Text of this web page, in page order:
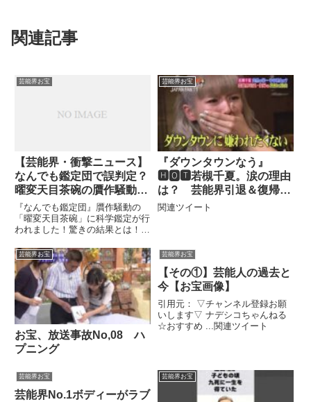
関連記事
芸能界お宝
【芸能界・衝撃ニュース】
なんでも鑑定団で誤判定？
曜変天目茶碗の贋作騒動！
科学鑑定で驚愕の事実が…
『なんでも鑑定団』贋作騒動の
「曜変天目茶碗」に科学鑑定が行
われました！驚きの結果とは！
⇒ チャンネル登録是非お願いし
ます♪ 内容 ...関連ツイート
芸能界お宝
『ダウンタウンなう』
🅷🅾🆃若槻千夏。涙の理由
は？ 芸能界引退＆復帰の
真相を激白！PART 3
関連ツイート
芸能界お宝
お宝、放送事故No,08 ハ
プニング
芸能界お宝
【その①】芸能人の過去と
今【お宝画像】
引用元： ▽チャンネル登録お願
いします▽ ナデシコちゃんねる
☆おすすめ ...関連ツイート
芸能界お宝
芸能界No.1ボディーがラブ
芸能界お宝